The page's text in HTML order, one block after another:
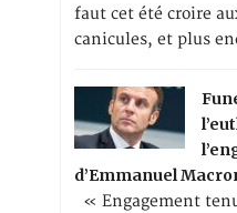
faut cet été croire
canicules, et plus
d’Emmanuel
« Engagement